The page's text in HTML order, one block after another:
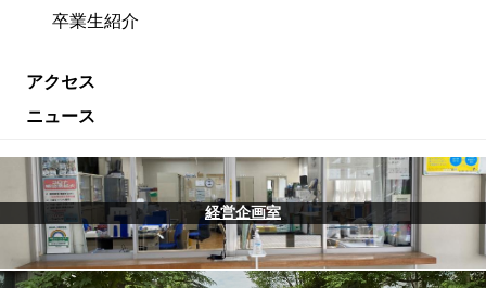
卒業生紹介
アクセス
ニュース
経営企画室